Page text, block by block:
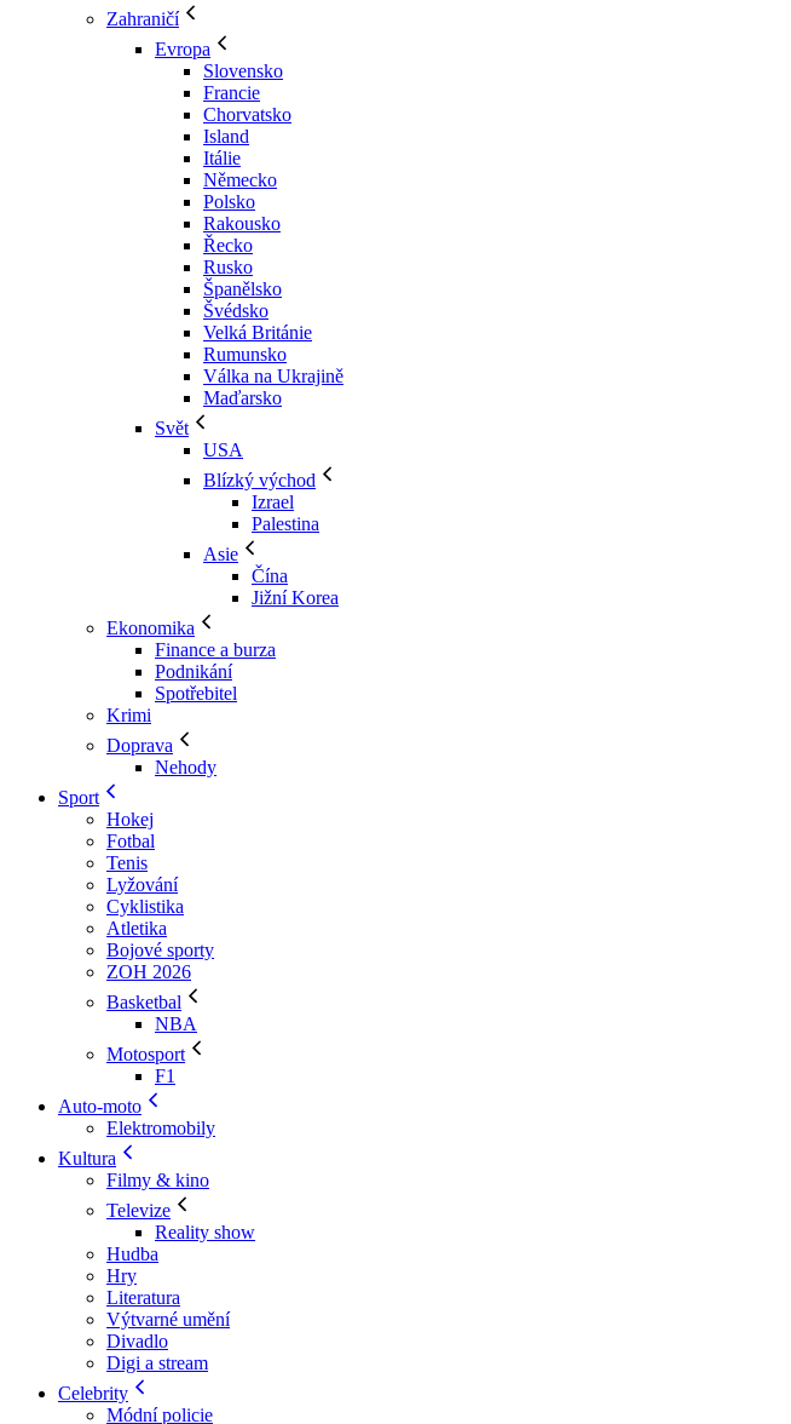
Zahraničí
Evropa
Slovensko
Francie
Chorvatsko
Island
Itálie
Německo
Polsko
Rakousko
Řecko
Rusko
Španělsko
Švédsko
Velká Británie
Rumunsko
Válka na Ukrajině
Maďarsko
Svět
USA
Blízký východ
Izrael
Palestina
Asie
Čína
Jižní Korea
Ekonomika
Finance a burza
Podnikání
Spotřebitel
Krimi
Doprava
Nehody
Sport
Hokej
Fotbal
Tenis
Lyžování
Cyklistika
Atletika
Bojové sporty
ZOH 2026
Basketbal
NBA
Motosport
F1
Auto-moto
Elektromobily
Kultura
Filmy & kino
Televize
Reality show
Hudba
Hry
Literatura
Výtvarné umění
Divadlo
Digi a stream
Celebrity
Módní policie